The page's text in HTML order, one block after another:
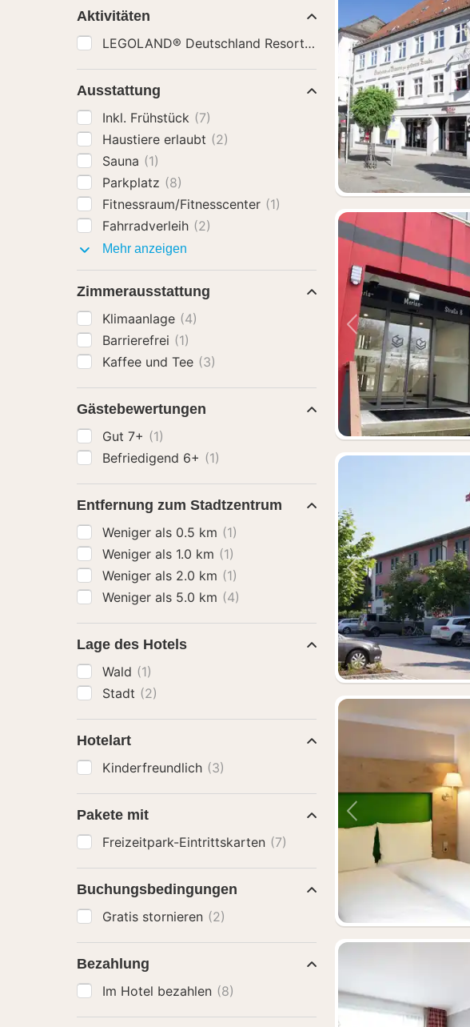
Vorheriges
Vorheriges
Vorheriges
Vorheriges
Aktivitäten
LEGOLAND® Deutschland Resort: Eintrittskarte(7)
Ausstattung
Inkl. Frühstück (7)
Haustiere erlaubt (2)
Sauna (1)
Parkplatz (8)
Fitnessraum/Fitnesscenter (1)
Fahrradverleih (2)
Mehr anzeigen
Zimmerausstattung
Klimaanlage (4)
Barrierefrei (1)
Kaffee und Tee (3)
Gästebewertungen
Gut 7+ (1)
Befriedigend 6+ (1)
Entfernung zum Stadtzentrum
Weniger als 0.5 km (1)
Weniger als 1.0 km (1)
Weniger als 2.0 km (1)
Weniger als 5.0 km (4)
Lage des Hotels
Wald (1)
Stadt (2)
Hotelart
Kinderfreundlich (3)
Pakete mit
Freizeitpark-Eintrittskarten (7)
Buchungsbedingungen
Gratis stornieren (2)
Bezahlung
Im Hotel bezahlen (8)